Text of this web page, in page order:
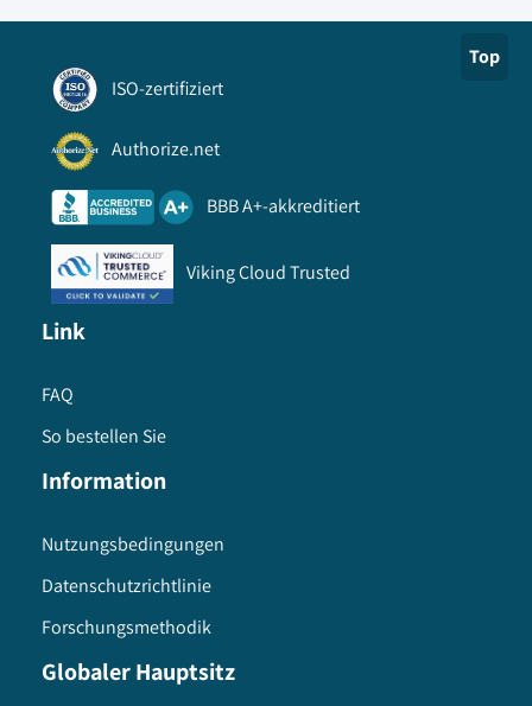
Top
ISO-zertifiziert
Authorize.net
BBB A+-akkreditiert
Viking Cloud Trusted
Link
FAQ
So bestellen Sie
Information
Nutzungsbedingungen
Datenschutzrichtlinie
Forschungsmethodik
Globaler Hauptsitz